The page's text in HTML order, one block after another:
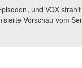
und VOX
Vorschau vom